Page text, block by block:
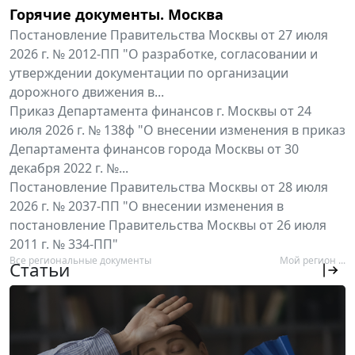
Горячие документы. Москва
Постановление Правительства Москвы от 27 июля
2026 г. № 2012-ПП "О разработке, согласовании и
утверждении документации по организации
дорожного движения в...
Приказ Департамента финансов г. Москвы от 24
июля 2026 г. № 138ф "О внесении изменения в приказ
Департамента финансов города Москвы от 30
декабря 2022 г. №...
Постановление Правительства Москвы от 28 июля
2026 г. № 2037-ПП "О внесении изменения в
постановление Правительства Москвы от 26 июля
2011 г. № 334-ПП"
Все региональные документы Мой регион ...
Статьи